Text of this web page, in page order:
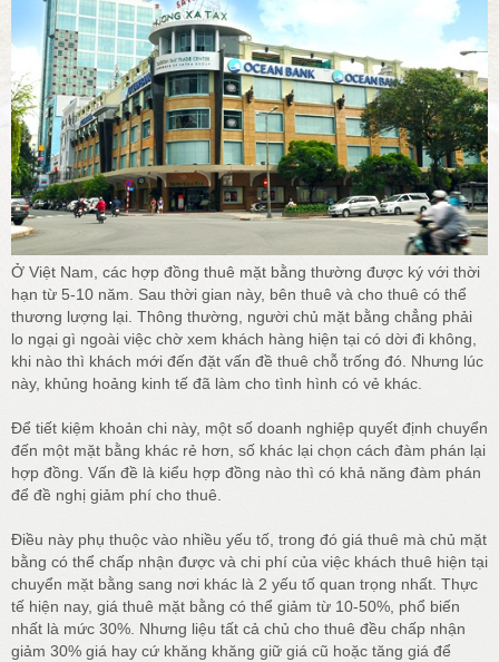
Ở Việt Nam, các hợp đồng thuê mặt bằng thường được ký với thời
hạn từ 5-10 năm. Sau thời gian này, bên thuê và cho thuê có thể
thương lượng lại. Thông thường, người chủ mặt bằng chẳng phải
lo ngại gì ngoài việc chờ xem khách hàng hiện tại có dời đi không,
khi nào thì khách mới đến đặt vấn đề thuê chỗ trống đó. Nhưng lúc
này, khủng hoảng kinh tế đã làm cho tình hình có vẻ khác.
Để tiết kiệm khoản chi này, một số doanh nghiệp quyết định chuyển
đến một mặt bằng khác rẻ hơn, số khác lại chọn cách đàm phán lại
hợp đồng. Vấn đề là kiểu hợp đồng nào thì có khả năng đàm phán
để đề nghị giảm phí cho thuê.
Điều này phụ thuộc vào nhiều yếu tố, trong đó giá thuê mà chủ mặt
bằng có thể chấp nhận được và chi phí của việc khách thuê hiện tại
chuyển mặt bằng sang nơi khác là 2 yếu tố quan trọng nhất. Thực
tế hiện nay, giá thuê mặt bằng có thể giảm từ 10-50%, phổ biến
nhất là mức 30%. Nhưng liệu tất cả chủ cho thuê đều chấp nhận
giảm 30% giá hay cứ khăng khăng giữ giá cũ hoặc tăng giá để